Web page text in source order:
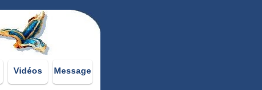
Vidéos Message